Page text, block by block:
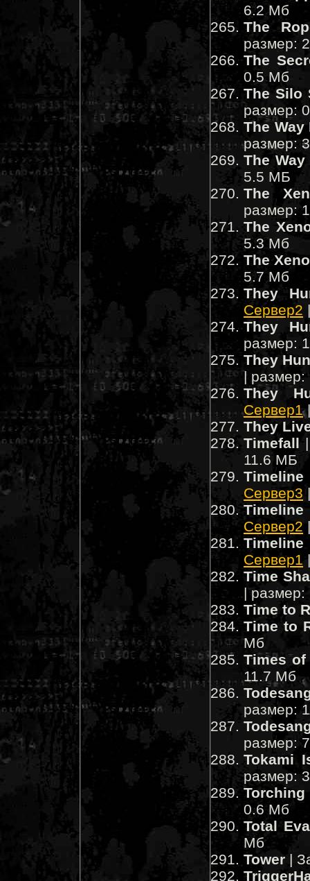
6.2 Мб
The
размер:
The
0.5 Мб
The Silo
размер:
The Way
размер:
The
5.5 МБ
The
размер:
The
5.3 Мб
The
5.7 Мб
They
Сервер2
They
размер:
They
|
They
Сервер1
They
Timefall
11.6 МБ
Timeline
Сервер3
Сервер2
Сервер1
Time
|
Time to
Time to
Мб
Times of
11.7 Мб
размер:
размер:
Tokami
размер:
0.6 Мб
Total
Мб
Tower |